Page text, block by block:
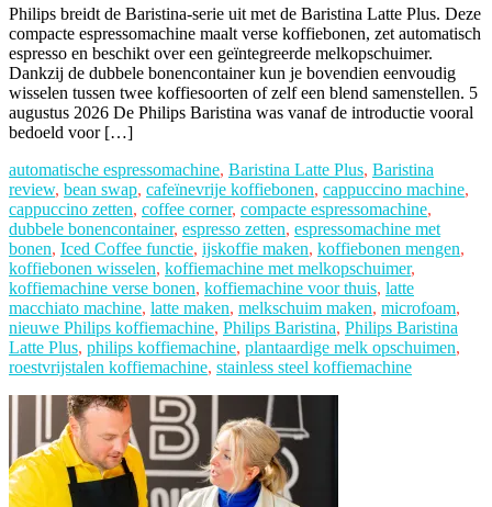
Philips breidt de Baristina-serie uit met de Baristina Latte Plus. Deze
compacte espressomachine maalt verse koffiebonen, zet automatisch
espresso en beschikt over een geïntegreerde melkopschuimer.
Dankzij de dubbele bonencontainer kun je bovendien eenvoudig
wisselen tussen twee koffiesoorten of zelf een blend samenstellen. 5
augustus 2026 De Philips Baristina was vanaf de introductie vooral
bedoeld voor […]
automatische espressomachine, Baristina Latte Plus, Baristina
review, bean swap, cafeïnevrije koffiebonen, cappuccino machine,
cappuccino zetten, coffee corner, compacte espressomachine,
dubbele bonencontainer, espresso zetten, espressomachine met
bonen, Iced Coffee functie, ijskoffie maken, koffiebonen mengen,
koffiebonen wisselen, koffiemachine met melkopschuimer,
koffiemachine verse bonen, koffiemachine voor thuis, latte
macchiato machine, latte maken, melkschuim maken, microfoam,
nieuwe Philips koffiemachine, Philips Baristina, Philips Baristina
Latte Plus, philips koffiemachine, plantaardige melk opschuimen,
roestvrijstalen koffiemachine, stainless steel koffiemachine